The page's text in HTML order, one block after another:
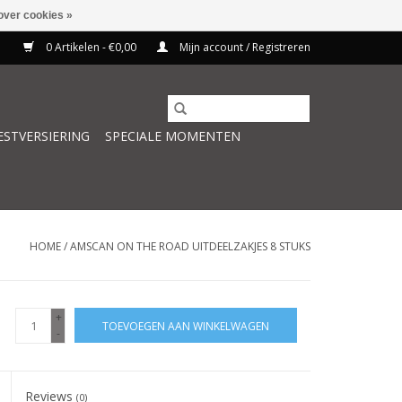
0 Artikelen - €0,00 Mijn account / Registreren
SPECIALE MOMENTEN
HOME/AMSCAN ON THE ROAD UITDEELZAKJES 8 STUKS
+
-
TOEVOEGEN AAN WINKELWAGEN
Reviews(0)
cookies »